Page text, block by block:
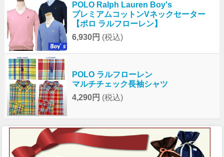
POLO Ralph Lauren Boy's
プレミアムコットンVネックセーター
【ポロ ラルフローレン】
6,930円 (税込)
POLO ラルフローレン
マルチチェック長袖シャツ
4,290円 (税込)